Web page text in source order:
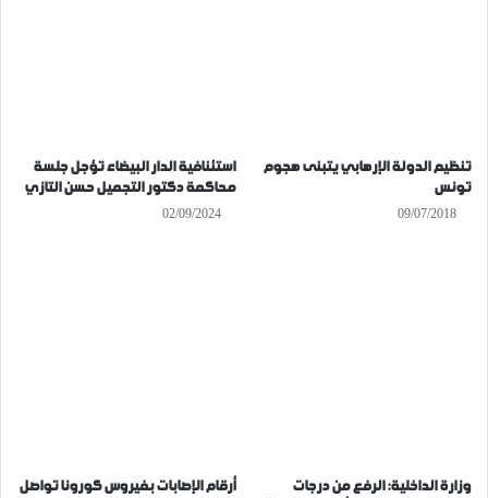
تنظيم الدولة الإرهابي يتبنى هجوم
تونس
09/07/2018
استئنافية الدار البيضاء تؤجل جلسة
محاكمة دكتور التجميل حسن التازي
02/09/2024
وزارة الداخلية: الرفع من درجات
أرقام الإصابات بفيروس كورونا تواصل